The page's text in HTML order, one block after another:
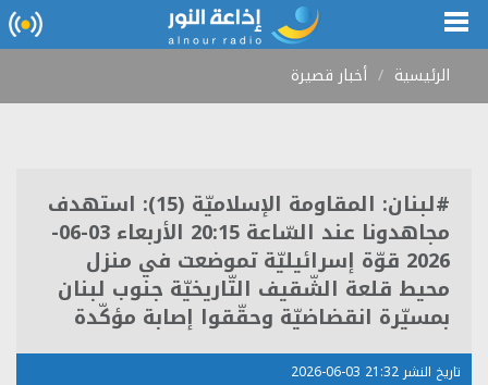
الرئيسية أخبار قصيرة
#لبنان: المقاومة الإسلاميّة (15): استهدف
مجاهدونا عند السّاعة 20:15 الأربعاء 03-06-
2026‏ قوّة إسرائيليّة تموضعت في منزل
محيط قلعة الشّقيف التّاريخيّة جنوب لبنان
بمسيّرة انقضاضيّة وحقّقوا إصابة مؤكّدة
تاريخ النشر 21:32 03-06-2026